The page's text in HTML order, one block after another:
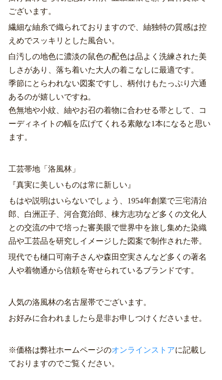
ございます。
繊細な紬糸で織られておりますので、紬独特の質感は控
えめでスッキリとした風合い。
白汚しの地色に濃淡の鼠色の配色は品よく洗練された美
しさがあり、落ち着いた大人の着こなしに最適です。
季節にとらわれない図案ですし、柄付けもたっぷり六通
あるのが嬉しいですね。
色無地や小紋、紬やお召の着物に合わせる帯として、コ
ーディネイトの幅を広げてくれる素敵な1本になると思い
ます。
工芸帯地「洛風林」
『真実に美しいものは常に新しい』
もはや説明はいらないでしょう、1954年創業で三宅清治
郎、白洲正子、河合寛治郎、棟方志功など多くの文化人
との交流の中で培った審美眼で世界中を旅し集めた染織
品や工芸品を研究しイメージした図案で制作された帯。
現代でも樋口可南子さんや森田空実さんなど多くの著名
人や着物通から信頼を寄せられているブランドです。
人気の洛風林の名古屋帯でございます。
お好みに合われましたら是非お申しつけくださいませ。
※価格は弊社ホームページのオンラインストアに記載し
ておりますのでご覧ください。